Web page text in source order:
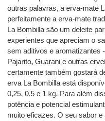
outras palavras, a erva-mate
perfeitamente a erva-mate
La Bombilla são um deleite
experientes que apreciam o
sem aditivos e aromatizantes
Pajarito, Guarani e outras
certamente também gostará
erva La Bombilla está
0,25, 0,5 e 1 kg. Para além
potência e potencial
muito eficazes. O seu sabor